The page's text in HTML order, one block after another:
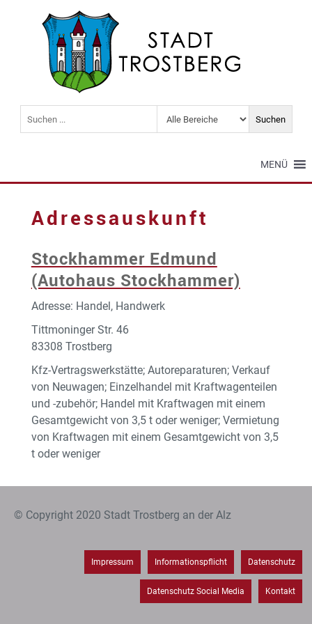
MENÜ
Adressauskunft
Stockhammer Edmund
(Autohaus Stockhammer)
Adresse: Handel, Handwerk
Tittmoninger Str. 46
83308 Trostberg
Kfz-Vertragswerkstätte; Autoreparaturen; Verkauf
von Neuwagen; Einzelhandel mit Kraftwagenteilen
und -zubehör; Handel mit Kraftwagen mit einem
Gesamtgewicht von 3,5 t oder weniger; Vermietung
von Kraftwagen mit einem Gesamtgewicht von 3,5
t oder weniger
© Copyright 2020 Stadt Trostberg an der Alz
Impressum Informationspflicht Datenschutz
Datenschutz Social Media Kontakt